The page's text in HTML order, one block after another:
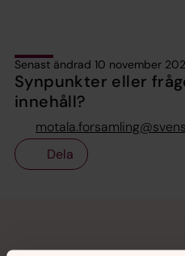
Senast ändrad 10 november
Synpunkter eller
innehåll?
Dela